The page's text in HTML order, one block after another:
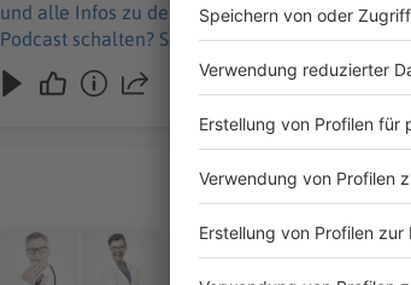
und alle Infos zu den Werbepartnern und „NotAufnahme“:
Podcast schalten? Schickt gerne eine E-Mail
Audiotitel - Chronisch komisch
Chronisch komisch
Eine Zahnbehandlung
Umschau nimmt ungeahnte
Brandenburg, München,